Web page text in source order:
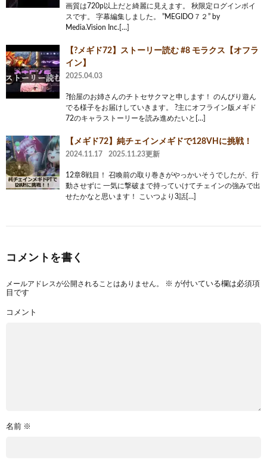
画質は720p以上だと綺麗に見えます。 秋限定ログインボイ
スです。 字幕編集しました。 ”MEGIDO７２” by
Media.Vision Inc.[…]
【?メギド72】ストーリー読む #8 モラクス【オフラ
イン】
2025.04.03
?飴屋のお姉さんのチトセサクマと申します！ のんびり遊ん
でる様子をお届けしていきます。 ?主にオフライン版メギド
72のキャラストーリーを読み進めたいと[…]
【メギド72】純チェインメギドで128VHに挑戦！
2024.11.17 2025.11.23更新
12章8戦目！ 召喚前の取り巻きがやっかいそうでしたが、行
動させずに 一気に撃破まで持っていけてチェインの強みで出
せたかなと思います！ こいつより3話[…]
コメントを書く
メールアドレスが公開されることはありません。 ※ が付いている欄は必須項
目です
コメント
名前 ※